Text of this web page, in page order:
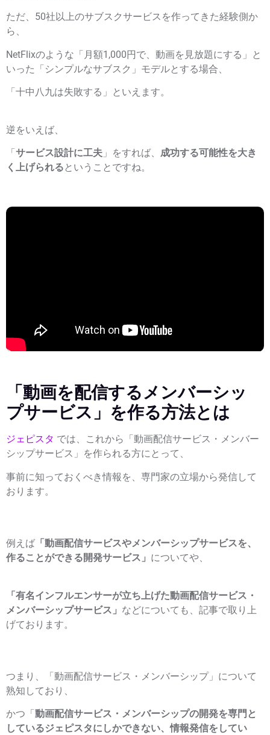
ただ、50社以上のサブスクサービスを作ってきた経験側か
ら、
NetFlixのような「月額1,000円で、動画を見放題にする」と
いった「シンプルなサブスク」モデルとする場合、
「十中八九は失敗する」といえます。
逆をいえば、
「サービス設計に工夫 」をすれば、 成功する可能性を大き
く上げられる ということですね。
「動画を配信するメンバーシッ
プサービス」を作る方法とは
ジェピスタ では、これから「動画配信サービス・メンバー
シップサービス」を作られる方にとって、
事前に知っておくべき情報を、専門家の立場から発信して
おります。
例えば 「動画配信サービスやメンバーシップサービスを、
作ることができる開発サービス」 についてや、
「有名インフルエンサーが立ち上げた動画配信サービス・
メンバーシップサービス」 などについても、記事で取り上
げております。
つまり、「動画配信サービス・メンバーシップ」について
熟知しており、
かつ「 動画配信サービス・メンバーシップの開発を専門と
しているジェピスタにしかできない、情報発信をしてい